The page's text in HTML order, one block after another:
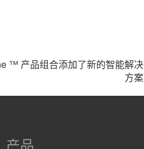
™ 产品组合添加了新的智能解决
方案
产品